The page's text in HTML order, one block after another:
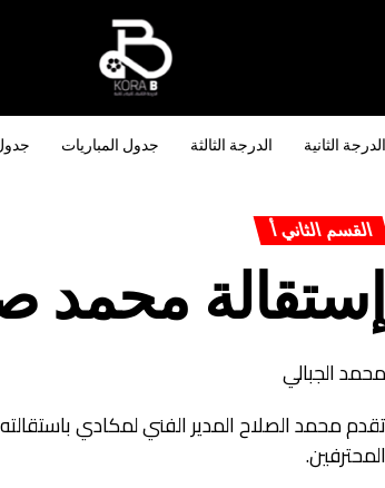
الدرجة الثانية الدرجة الثالثة جدول المباريات
القسم الثاني أ
إستقالة محمد
محمد الجبالي
المحترفين.